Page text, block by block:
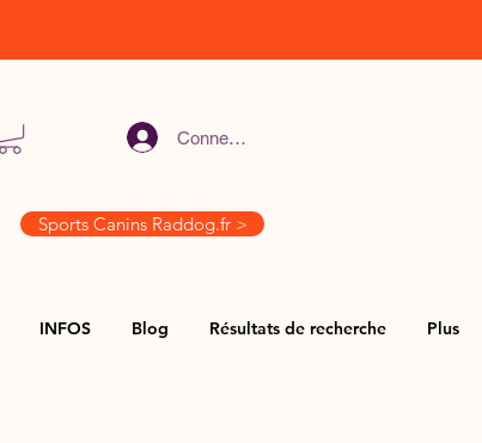
Connexion
Sports Canins Raddog.fr >
INFOS Blog Résultats de recherche Plus